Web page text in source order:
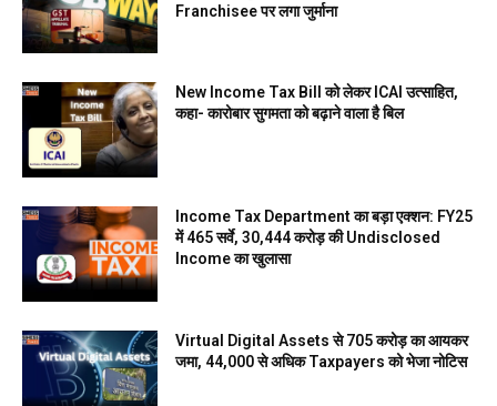
Franchisee पर लगा जुर्माना
New Income Tax Bill को लेकर ICAI उत्साहित,
कहा- कारोबार सुगमता को बढ़ाने वाला है बिल
Income Tax Department का बड़ा एक्शन: FY25
में 465 सर्वे, ₹30,444 करोड़ की Undisclosed
Income का खुलासा
Virtual Digital Assets से ₹705 करोड़ का आयकर
जमा, 44,000 से अधिक Taxpayers को भेजा नोटिस